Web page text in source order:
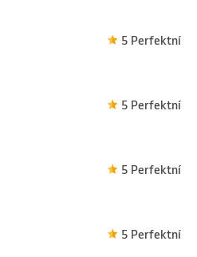
5 Perfektní
5 Perfektní
5 Perfektní
5 Perfektní